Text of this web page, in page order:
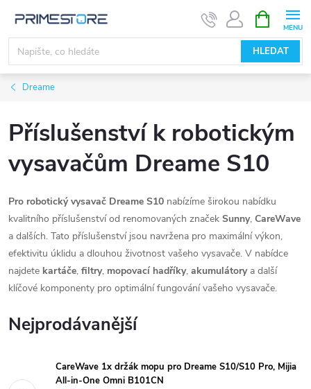
obsah
HLEDAT
NÁKUPNÍ
KOŠÍK
Dreame
Příslušenství k robotickým
vysavačům Dreame S10
Pro robotický vysavač Dreame S10 nabízíme širokou nabídku
kvalitního příslušenství od renomovaných značek Sunny, CareWave
a dalších. Tato příslušenství jsou navržena pro maximální výkon,
efektivitu úklidu a dlouhou životnost vašeho vysavače. V nabídce
najdete kartáče, filtry, mopovací hadříky, akumulátorya další
klíčové komponenty pro optimální fungování vašeho vysavače.
Nejprodávanější
CareWave 1x držák mopu pro Dreame S10/S10 Pro, Mijia
All-in-One Omni B101CN